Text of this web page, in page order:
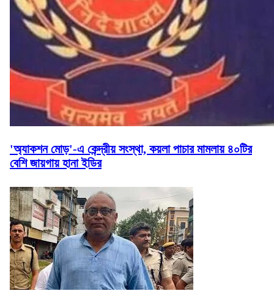
'অ্যাকশন মোড়'-এ কেন্দ্রীয় সংস্থা, কয়লা পাচার মামলায় ৪০টির
বেশি জায়গায় হানা ইডির